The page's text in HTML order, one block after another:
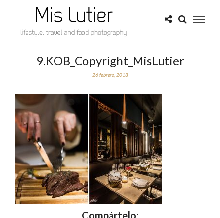
9.KOB_Copyright_MisLutier
26 febrero, 2018
Compártelo: